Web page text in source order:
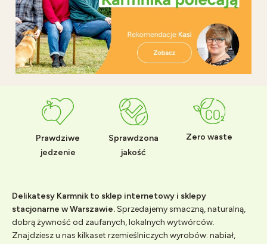
Prawdziwe
jedzenie
Sprawdzona
jakość
Zero waste
Delikatesy Karmnik to sklep internetowy i sklepy
stacjonarne w Warszawie.Sprzedajemy smaczną, naturalną,
dobrą żywność od zaufanych, lokalnych wytwórców.
Znajdziesz u nas kilkaset rzemieślniczych wyrobów: nabiał,